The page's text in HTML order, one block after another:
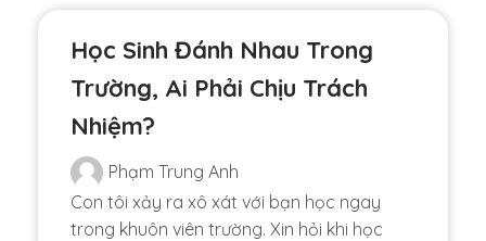
Học Sinh Đánh Nhau Trong
Trường, Ai Phải Chịu Trách
Nhiệm?
Phạm Trung Anh
Con tôi xảy ra xô xát với bạn học ngay
trong khuôn viên trường. Xin hỏi khi học